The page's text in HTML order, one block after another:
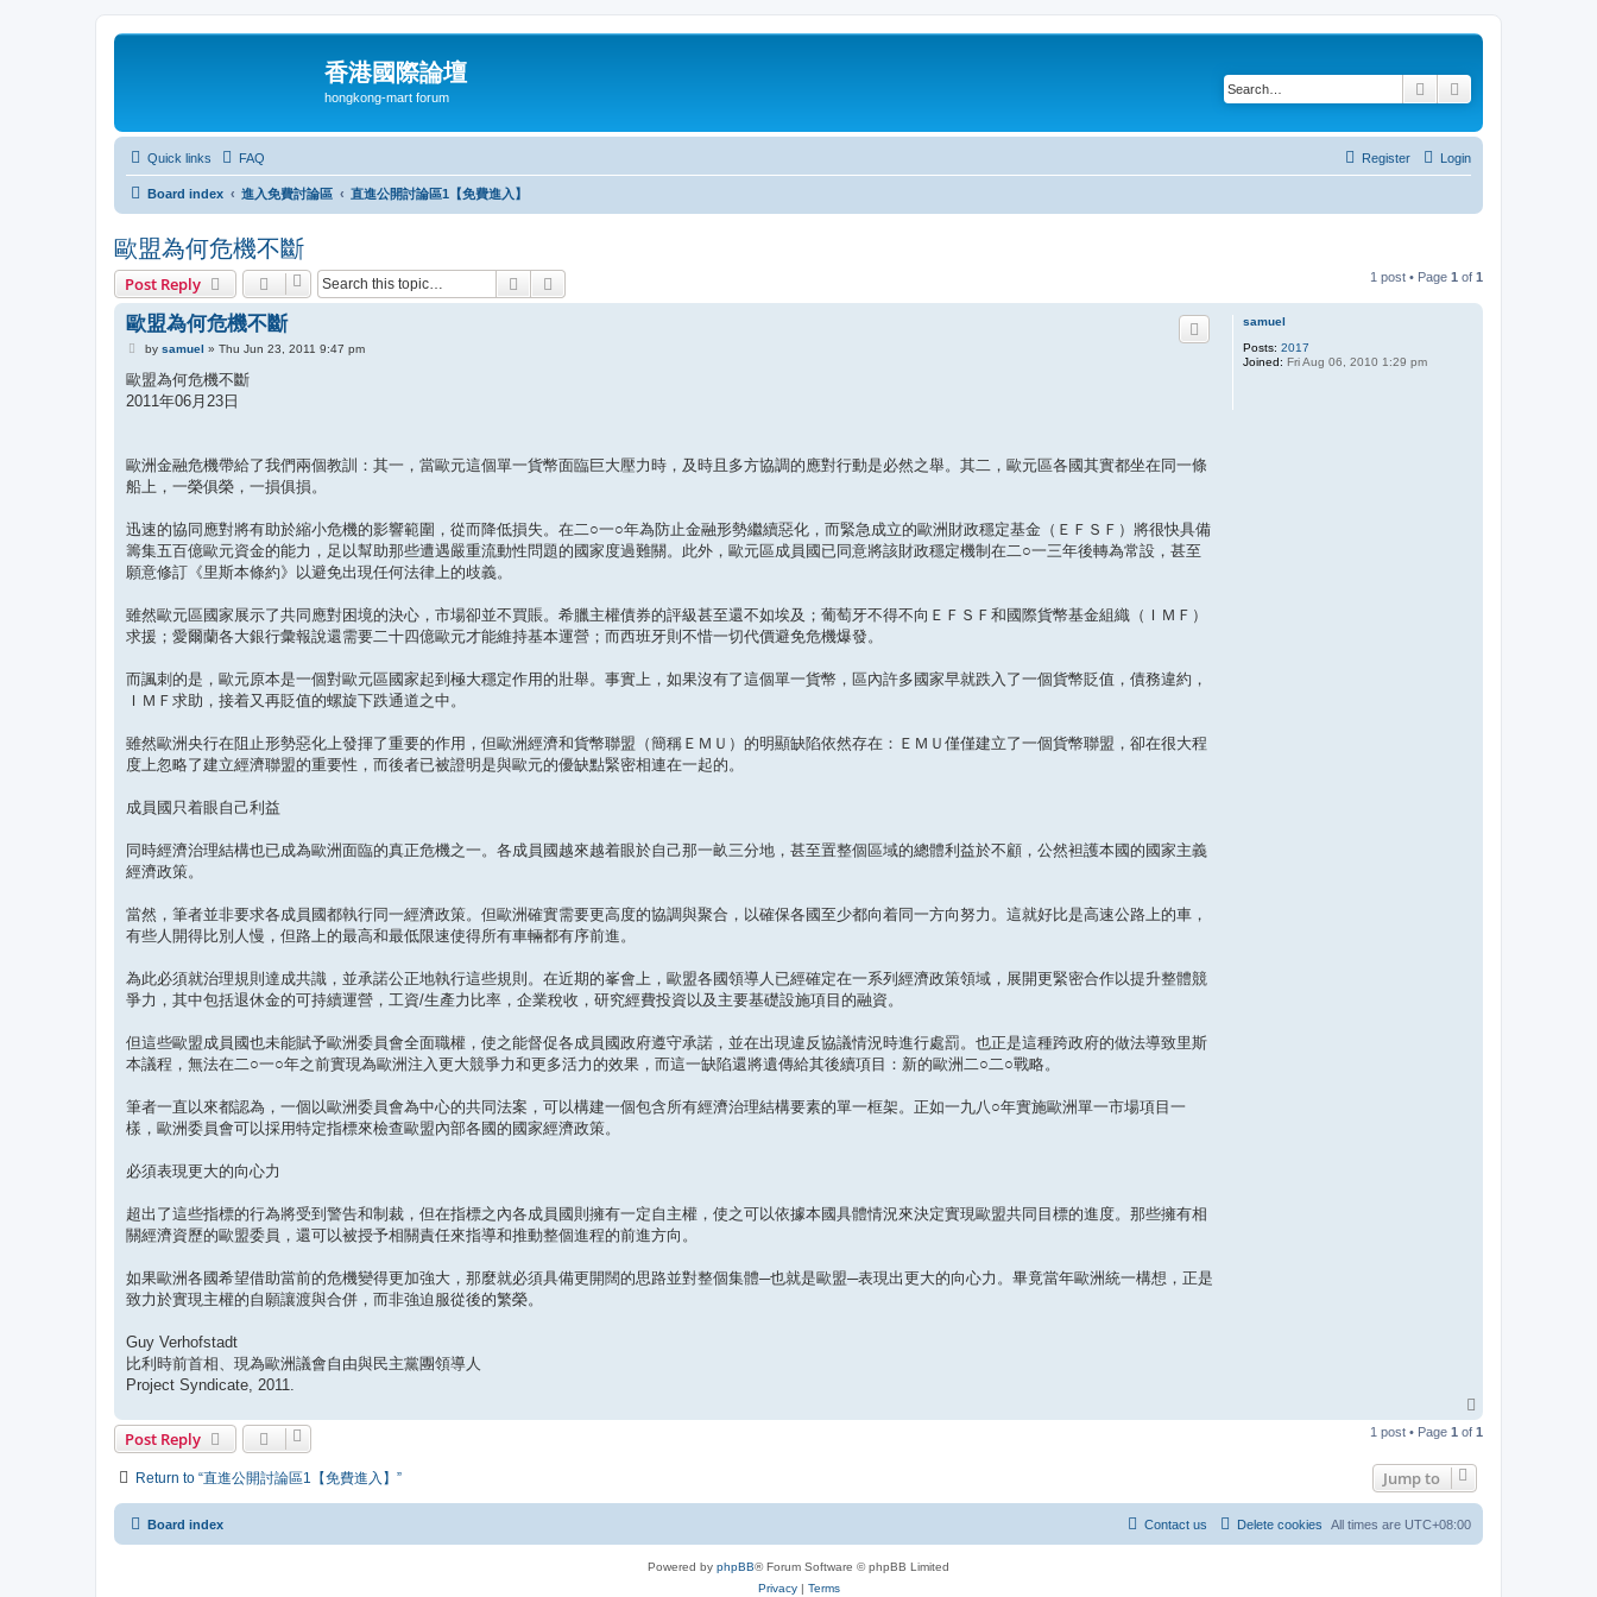
香港國際論壇
hongkong-mart forum Search
Quick links FAQ Login
Register
Board index 進入免費討論區 直進公開討論區1【免費進入】
歐盟為何危機不斷
Post Reply Search 1 post • Page 1 of 1
samuel
Posts: 2017
Joined: Fri Aug 06, 2010 1:29 pm
歐盟為何危機不斷
P
s
t
by samuel » Thu Jun 23, 2011 9:47 pm
歐盟為何危機不斷
2011年06月23日
歐洲金融危機帶給了我們兩個教訓：其一，當歐元這個單一貨幣面臨巨大壓力時，及時且多方協調的應對行動是必然之舉。其二，歐元區各國其實都坐在同一條
船上，一榮俱榮，一損俱損。
迅速的協同應對將有助於縮小危機的影響範圍，從而降低損失。在二○一○年為防止金融形勢繼續惡化，而緊急成立的歐洲財政穩定基金（ＥＦＳＦ）將很快具備
籌集五百億歐元資金的能力，足以幫助那些遭遇嚴重流動性問題的國家度過難關。此外，歐元區成員國已同意將該財政穩定機制在二○一三年後轉為常設，甚至
願意修訂《里斯本條約》以避免出現任何法律上的歧義。
雖然歐元區國家展示了共同應對困境的決心，市場卻並不買賬。希臘主權債券的評級甚至還不如埃及；葡萄牙不得不向ＥＦＳＦ和國際貨幣基金組織（ＩＭＦ）
求援；愛爾蘭各大銀行彙報說還需要二十四億歐元才能維持基本運營；而西班牙則不惜一切代價避免危機爆發。
而諷刺的是，歐元原本是一個對歐元區國家起到極大穩定作用的壯舉。事實上，如果沒有了這個單一貨幣，區內許多國家早就跌入了一個貨幣貶值，債務違約，
ＩＭＦ求助，接着又再貶值的螺旋下跌通道之中。
雖然歐洲央行在阻止形勢惡化上發揮了重要的作用，但歐洲經濟和貨幣聯盟（簡稱ＥＭＵ）的明顯缺陷依然存在：ＥＭＵ僅僅建立了一個貨幣聯盟，卻在很大程
度上忽略了建立經濟聯盟的重要性，而後者已被證明是與歐元的優缺點緊密相連在一起的。
成員國只着眼自己利益
同時經濟治理結構也已成為歐洲面臨的真正危機之一。各成員國越來越着眼於自己那一畝三分地，甚至置整個區域的總體利益於不顧，公然袒護本國的國家主義
經濟政策。
當然，筆者並非要求各成員國都執行同一經濟政策。但歐洲確實需要更高度的協調與聚合，以確保各國至少都向着同一方向努力。這就好比是高速公路上的車，
有些人開得比別人慢，但路上的最高和最低限速使得所有車輛都有序前進。
為此必須就治理規則達成共識，並承諾公正地執行這些規則。在近期的峯會上，歐盟各國領導人已經確定在一系列經濟政策領域，展開更緊密合作以提升整體競
爭力，其中包括退休金的可持續運營，工資/生產力比率，企業稅收，研究經費投資以及主要基礎設施項目的融資。
但這些歐盟成員國也未能賦予歐洲委員會全面職權，使之能督促各成員國政府遵守承諾，並在出現違反協議情況時進行處罰。也正是這種跨政府的做法導致里斯
本議程，無法在二○一○年之前實現為歐洲注入更大競爭力和更多活力的效果，而這一缺陷還將遺傳給其後續項目：新的歐洲二○二○戰略。
筆者一直以來都認為，一個以歐洲委員會為中心的共同法案，可以構建一個包含所有經濟治理結構要素的單一框架。正如一九八○年實施歐洲單一市場項目一
樣，歐洲委員會可以採用特定指標來檢查歐盟內部各國的國家經濟政策。
必須表現更大的向心力
超出了這些指標的行為將受到警告和制裁，但在指標之內各成員國則擁有一定自主權，使之可以依據本國具體情況來決定實現歐盟共同目標的進度。那些擁有相
關經濟資歷的歐盟委員，還可以被授予相關責任來指導和推動整個進程的前進方向。
如果歐洲各國希望借助當前的危機變得更加強大，那麼就必須具備更開闊的思路並對整個集體─也就是歐盟─表現出更大的向心力。畢竟當年歐洲統一構想，正是
致力於實現主權的自願讓渡與合併，而非強迫服從後的繁榮。
Guy Verhofstadt
比利時前首相、現為歐洲議會自由與民主黨團領導人
Project Syndicate, 2011.
p
Post Reply 1 post • Page 1 of 1
Return to “直進公開討論區1【免費進入】” Jump to
Board index All times are UTC+08:00
Delete cookies
Contact us
Powered by phpBB® Forum Software © phpBB Limited
Privacy| Terms